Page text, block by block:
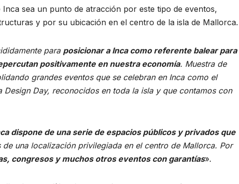
sea un punto de atracción por este tipo de eventos,
y por su ubicación en el centro de la isla de Mallorca.
para posicionar a Inca como referente balear para
positivamente en nuestra economía. Muestra de
grandes eventos que se celebran en Inca como el
Day, reconocidos en toda la isla y que contamos con
dispone de una serie de espacios públicos y privados que
de una localización privilegiada en el centro de Mallorca. Por
congresos y muchos otros eventos con garantías».